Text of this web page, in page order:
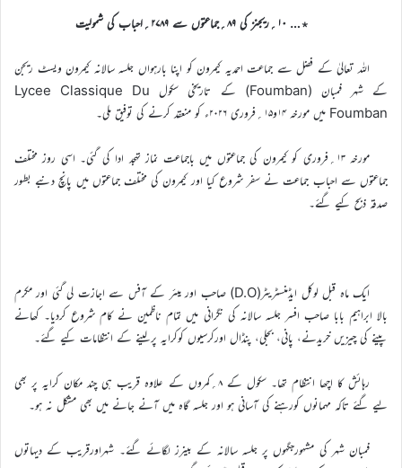
٭… ۱۰؍ریجنز کی ۸۹؍جماعتوں سے ۲۷۸۹؍احباب کی شمولیت
اللہ تعالیٰ کے فضل سے جماعت احمدیہ کیمرون کو اپنا بارہواں جلسہ سالانہ کیمرون ویسٹ ریجن
کے شہر فمبان (Foumban) کے تاریخی سکول Lycee Classique Du
Foumban میں مورخہ ۱۴و۱۵؍فروری ۲۰۲۶ء کو منعقد کرنے کی توفیق ملی۔
مورخہ ۱۳؍فروری کو کیمرون کی جماعتوں میں باجماعت نماز تہجد ادا کی گئی۔ اسی روز مختلف
جماعتوں سے احباب جماعت نے سفر شروع کیا اور کیمرون کی مختلف جماعتوں میں پانچ دنبے بطور
صدقہ ذبح کیے گئے۔
ایک ماہ قبل لوکل ایڈمنسٹریٹر(D.O) صاحب اور ميئر کے آفس سے اجازت لی گئی اور مکرم
بالا ابراہیم بابا صاحب افسر جلسہ سالانہ کی نگرانی میں تمام ناظمین نے کام شروع کردیا۔ کھانے
پینے کی چیزیں خریدنے، پانی، بجلی، پنڈال اورکرسیوں کوکرایہ پرلینے کے انتظامات کیے گئے۔
رہائش کا اچھا انتظام تھا۔ سکول کے ۸؍کمروں کے علاوہ قریب ہی چند مکان کرایہ پر بھی
لیے گئے تاکہ مہمانوں کورہنے کی آسانی ہو اور جلسہ گاہ میں آنے جانے میں بھی مشکل نہ ہو۔
فمبان شہر کی مشہورجگہوں پر جلسہ سالانہ کے بینرز لگائے گئے۔ شہراورقریب کے دیہاتوں